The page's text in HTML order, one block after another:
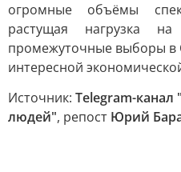
огромные объёмы
растущая нагрузка
промежуточные выборы в
интересной
Источник: Telegram-
людей", репост Юрий